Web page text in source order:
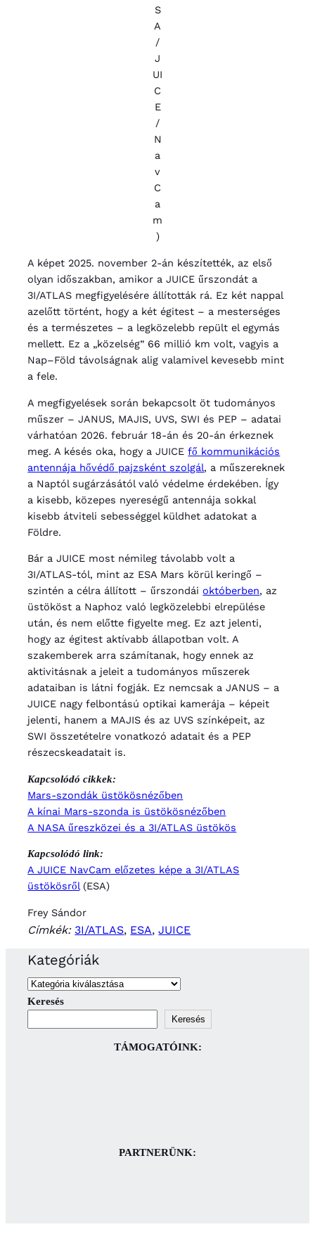
S
A
/
J
UI
C
E
/
N
a
v
C
a
m
)
A képet 2025. november 2-án készítették, az első
olyan időszakban, amikor a JUICE űrszondát a
3I/ATLAS megfigyelésére állították rá. Ez két nappal
azelőtt történt, hogy a két égitest – a mesterséges
és a természetes – a legközelebb repült el egymás
mellett. Ez a „közelség” 66 millió km volt, vagyis a
Nap–Föld távolságnak alig valamivel kevesebb mint
a fele.
A megfigyelések során bekapcsolt öt tudományos
műszer – JANUS, MAJIS, UVS, SWI és PEP – adatai
várhatóan 2026. február 18-án és 20-án érkeznek
meg. A késés oka, hogy a JUICEfő kommunikációs
antennája hővédő pajzsként szolgál, a műszereknek
a Naptól sugárzásától való védelme érdekében. Így
a kisebb, közepes nyereségű antennája sokkal
kisebb átviteli sebességgel küldhet adatokat a
Földre.
Bár a JUICE most némileg távolabb volt a
3I/ATLAS-tól, mint az ESA Mars körül keringő –
szintén a célra állított – űrszondáioktóberben, az
üstököst a Naphoz való legközelebbi elrepülése
után, és nem előtte figyelte meg. Ez azt jelenti,
hogy az égitest aktívabb állapotban volt. A
szakemberek arra számítanak, hogy ennek az
aktivitásnak a jeleit a tudományos műszerek
adataiban is látni fogják. Ez nemcsak a JANUS – a
JUICE nagy felbontású optikai kamerája – képeit
jelenti, hanem a MAJIS és az UVS színképeit, az
SWI összetételre vonatkozó adatait és a PEP
részecskeadatait is.
Kapcsolódó cikkek:
Mars-szondák üstökösnézőben
A kínai Mars-szonda is üstökösnézőben
A NASA űreszközei és a 3I/ATLAS üstökös
Kapcsolódó link:
A JUICE NavCam előzetes képe a 3I/ATLAS
üstökösről(ESA)
Frey Sándor
Címkék:3I/ATLAS, ESA, JUICE
Kategóriák
Keresés
Keresés
TÁMOGATÓINK:
PARTNERÜNK: